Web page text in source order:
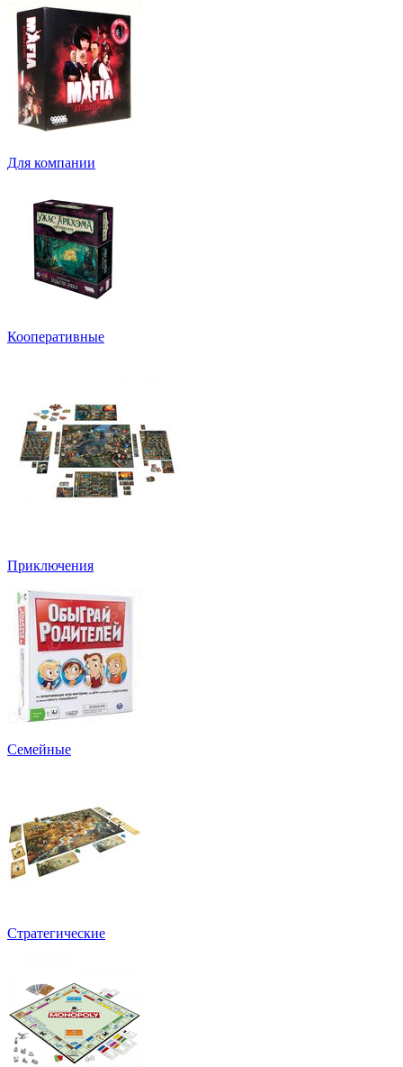
Для компании
Кооперативные
Приключения
Семейные
Стратегические